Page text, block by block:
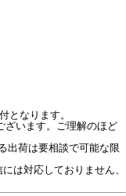
となります。
ざいます。ご理解のほど
出荷は要相談で可能な限
は対応しておりません、